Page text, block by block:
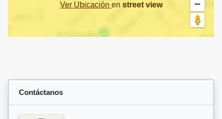
Ver Ubicación en street view
Contáctanos